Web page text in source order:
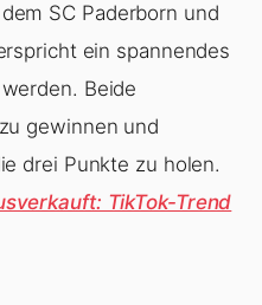
SC Paderborn und
ein spannendes
Beide
gewinnen und
drei Punkte zu holen.
TikTok-Trend